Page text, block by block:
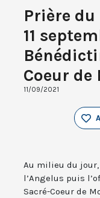
Prière
11
Coeur
11/09/2021
Au milieu du jour,
l’Angelus puis
Sacré-Coeur de